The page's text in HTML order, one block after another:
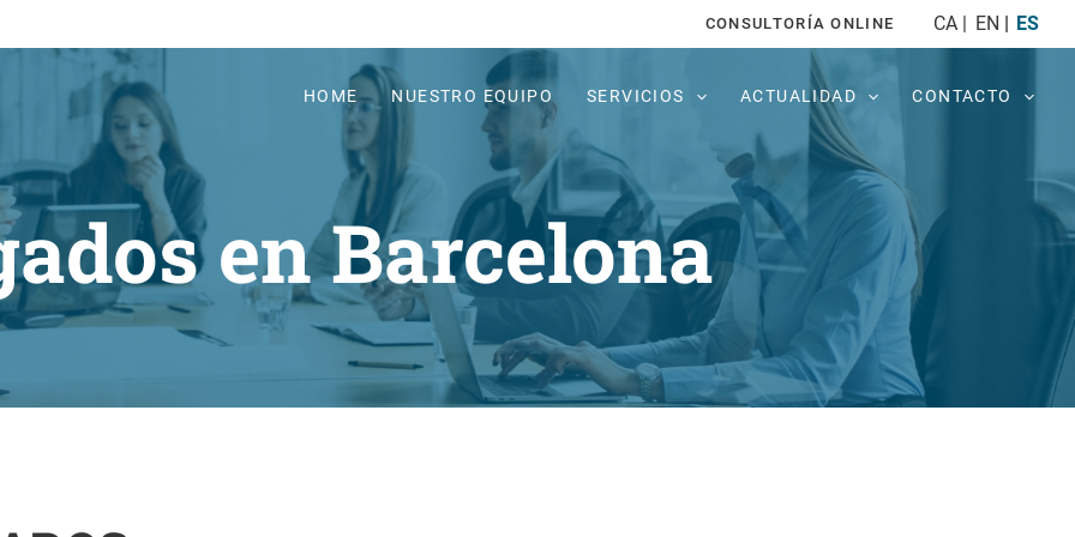
CONSULTORÍA ONLINE CA EN ES
HOME NUESTRO EQUIPO SERVICIOS ACTUALIDAD CONTACTO
en Barcelona